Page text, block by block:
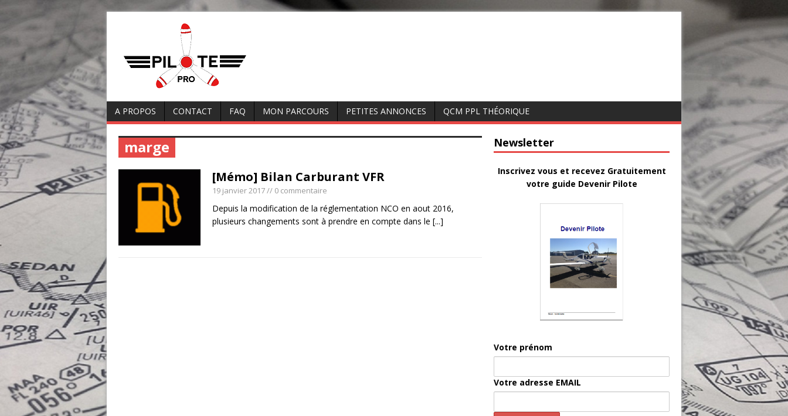
A PROPOS CONTACT FAQ MON PARCOURS PETITES ANNONCES QCM PPL THÉORIQUE
marge
[Mémo] Bilan Carburant VFR
19 janvier 2017// 0 commentaire
Depuis la modification de la réglementation NCO en aout 2016,
plusieurs changements sont à prendre en compte dans le [...]
Newsletter
Inscrivez vous et recevez Gratuitement
votre guide Devenir Pilote
Votre prénom
Votre adresse EMAIL